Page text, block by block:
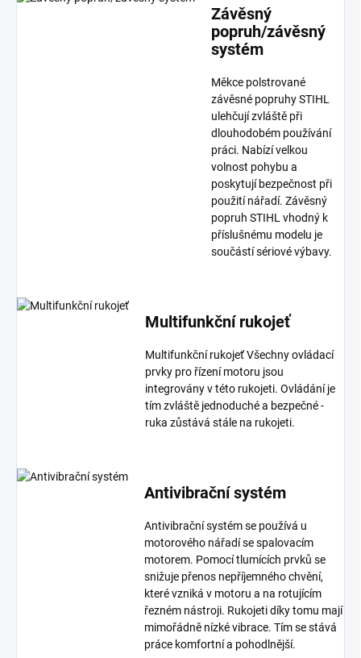
Závěsný
popruh/závěsný
systém
Měkce polstrované
závěsné popruhy STIHL
ulehčují zvláště při
dlouhodobém používání
práci. Nabízí velkou
volnost pohybu a
poskytují bezpečnost při
použití nářadí. Závěsný
popruh STIHL vhodný k
příslušnému modelu je
součástí sériové výbavy.
Multifunkční rukojeť
Multifunkční rukojeť Všechny ovládací
prvky pro řízení motoru jsou
integrovány v této rukojeti. Ovládání je
tím zvláště jednoduché a bezpečné -
ruka zůstává stále na rukojeti.
Antivibrační systém
Antivibrační systém se používá u
motorového nářadí se spalovacím
motorem. Pomocí tlumících prvků se
snižuje přenos nepříjemného chvění,
které vzniká v motoru a na rotujícím
řezném nástroji. Rukojeti díky tomu mají
mimořádně nízké vibrace. Tím se stává
práce komfortní a pohodlnější.